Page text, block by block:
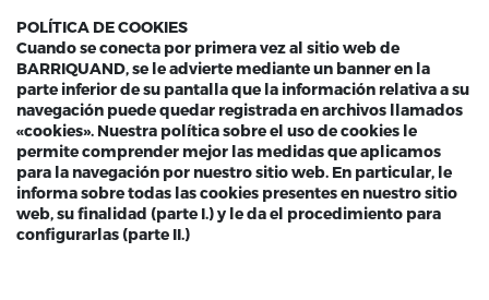
POLÍTICA DE COOKIES
Cuando se conecta por primera vez al sitio web de
BARRIQUAND, se le advierte mediante un banner en la
parte inferior de su pantalla que la información relativa a su
navegación puede quedar registrada en archivos llamados
«cookies». Nuestra política sobre el uso de cookies le
permite comprender mejor las medidas que aplicamos
para la navegación por nuestro sitio web. En particular, le
informa sobre todas las cookies presentes en nuestro sitio
web, su finalidad (parte I.) y le da el procedimiento para
configurarlas (parte II.)